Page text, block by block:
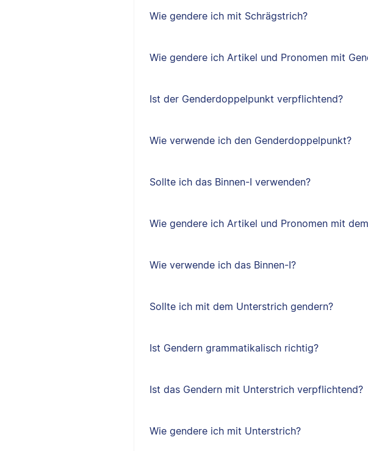
Wie gendere ich mit Schrägstrich?
Wie gendere ich Artikel und Pronomen mit
Ist der Genderdoppelpunkt verpflichtend?
Wie verwende ich den Genderdoppelpunkt?
Sollte ich das Binnen-I verwenden?
Wie gendere ich Artikel und Pronomen mit
Wie verwende ich das Binnen-I?
Sollte ich mit dem Unterstrich gendern?
Ist Gendern grammatikalisch richtig?
Ist das Gendern mit Unterstrich verpflichtend?
Wie gendere ich mit Unterstrich?